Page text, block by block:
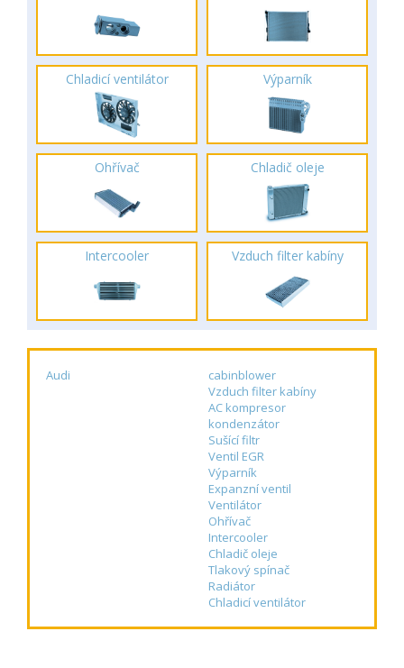
Chladicí ventilátor Výparník
Ohřívač Chladič oleje
Intercooler Vzduch filter kabíny
Audi
cabinblower
Vzduch filter kabíny
AC kompresor
kondenzátor
Sušící filtr
Ventil EGR
Výparník
Expanzní ventil
Ventilátor
Ohřívač
Intercooler
Chladič oleje
Tlakový spínač
Radiátor
Chladicí ventilátor